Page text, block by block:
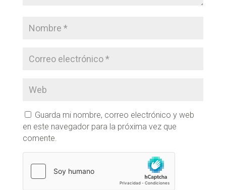
Guarda mi nombre, correo electrónico y web
en este navegador para la próxima vez que
comente.